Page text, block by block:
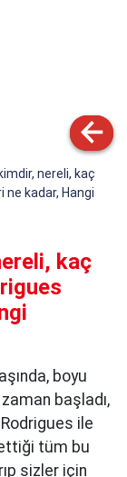
nereli, kaç
ne kadar, Hangi
kaç
boyu
başladı,
ile
tüm bu
sizler için